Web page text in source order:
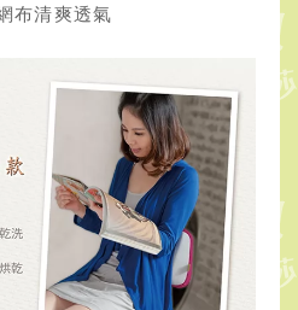
布清爽透氣